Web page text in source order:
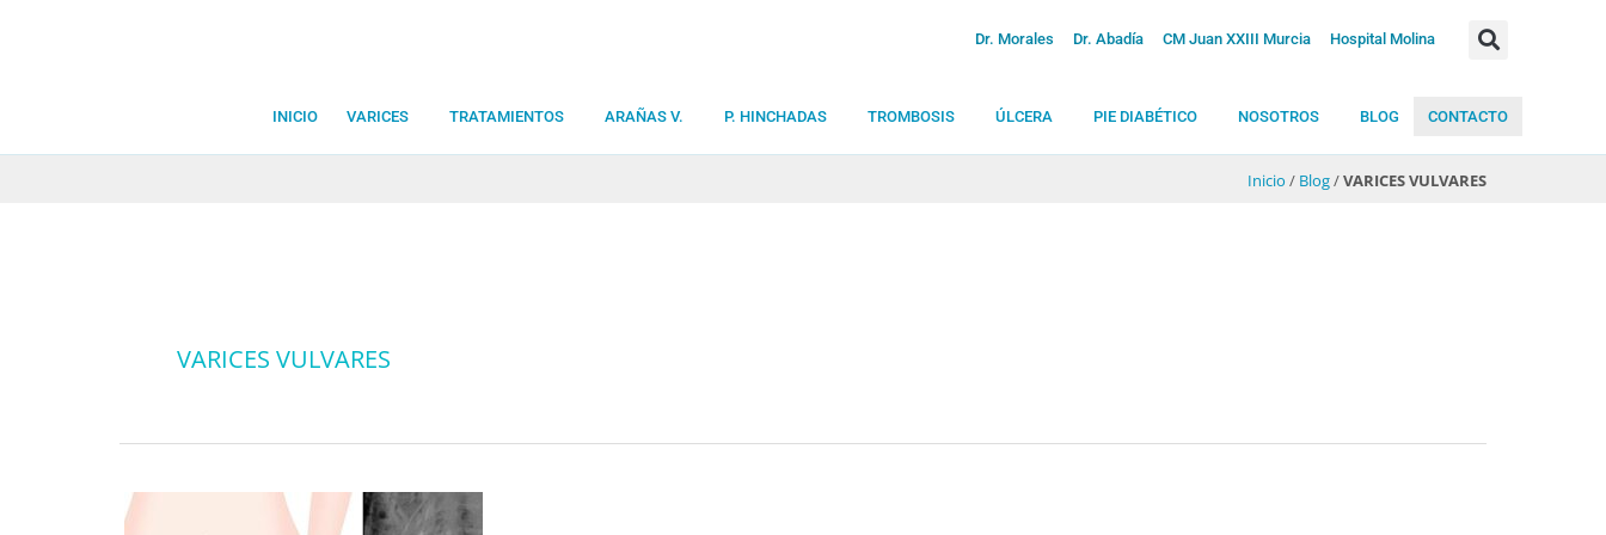
Dr. Morales Dr. Abadía CM Juan XXIII Murcia Hospital Molina
INICIO VARICES TRATAMIENTOS ARAÑAS V. P. HINCHADAS TROMBOSIS ÚLCERA PIE DIABÉTICO NOSOTROS BLOG CONTACTO
Inicio / Blog/VARICES VULVARES
VARICES VULVARES
Varices